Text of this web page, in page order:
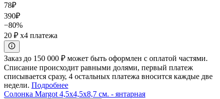
78₽
390₽
−80%
20 ₽ x4 платежа
Заказ до 150 000 ₽ может быть оформлен с оплатой частями.
Списание происходит равными долями, первый платеж
списывается сразу, 4 остальных платежа вносится каждые две
недели. Подробнее
Солонка Margot 4,5x4,5x8,7 см. - янтарная